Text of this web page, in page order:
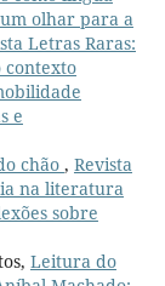
olhar para a
Letras Raras:
contexto
e
chão , Revista
na literatura
sobre
Leitura do